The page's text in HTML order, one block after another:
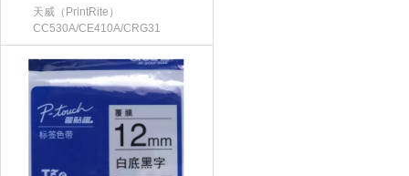
天威（PrintRite）
CC530A/CE410A/CRG31